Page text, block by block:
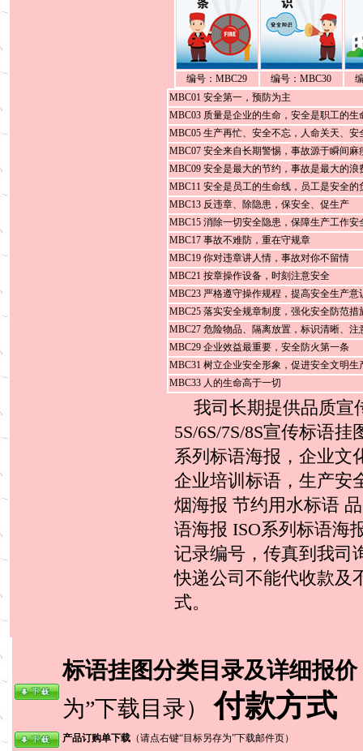
编号：MBC29 编号：MBC30
MBC01 安全第一，预防为主
MBC03 质量是企业的生命，安全是职工的生
MBC05 生产再忙、安全不忘，人命关天、安
MBC07 安全来自长期警惕，事故源于瞬间麻
MBC09 安全是最大的节约，事故是最大的浪
MBC11 安全是员工的生命线，员工是安全的
MBC13 反违章、除隐患，保安全、促生产
MBC15 消除一切安全隐患，保障生产工作安
MBC17 事故不难防，重在守规章
MBC19 你对违章讲人情，事故对你不留情
MBC21 按章操作设备，时刻注意安全
MBC23 严格遵守操作规程，提高安全生产意
MBC25 落实安全规章制度，强化安全防范措
MBC27 危险物品、隔离放置，标识清晰、注
MBC29 企业效益最重要，安全防火第一条
MBC31 树立企业安全形象，促进安全文明生
MBC33 人的生命高于一切
我司长期提供品质宣
5S/6S/7S/8S宣传标语
系列标语海报，企业文
企业培训标语，生产安
烟海报 节约用水标语
语海报 ISO系列标语海
记录编号，传真到我司
快递公司不能代收款及
式。
标语挂图分类目录及详细报价
为”下载目录）付款方式
产品订购单下载 （请点右键“目标另存为”下载邮件页）